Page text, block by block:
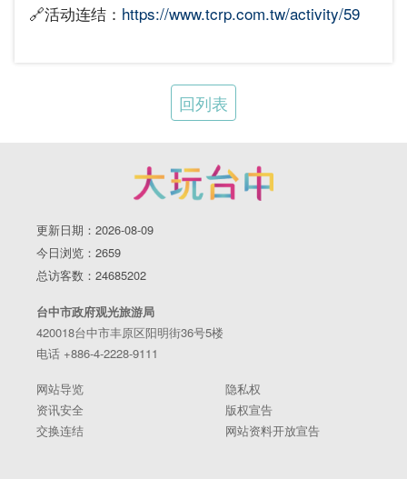
🔗活动连结： https://www.tcrp.com.tw/activity/59
回列表
更新日期：2026-08-09
今日浏览：2659
总访客数：24685202
台中市政府观光旅游局
420018台中市丰原区阳明街36号5楼
电话 +886-4-2228-9111
网站导览
隐私权
资讯安全
版权宣告
交换连结
网站资料开放宣告